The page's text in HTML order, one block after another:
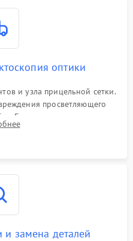
оптики
и узла прицельной сетки.
просветляющего
Бережная очистка стекол
гравированной
замена деталей